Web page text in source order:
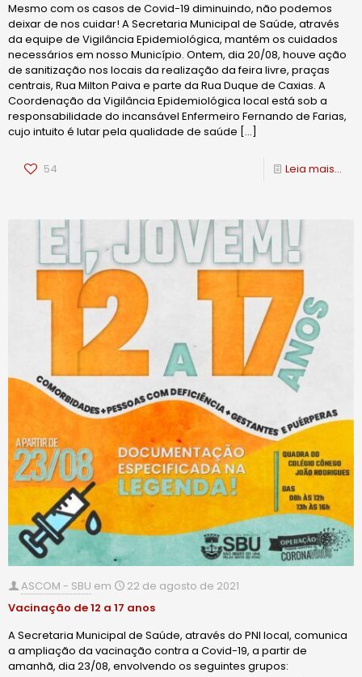
Mesmo com os casos de Covid-19 diminuindo, não podemos
deixar de nos cuidar! A Secretaria Municipal de Saúde, através
da equipe de Vigilância Epidemiológica, mantém os cuidados
necessários em nosso Município. Ontem, dia 20/08, houve ação
de sanitização nos locais da realização da feira livre, praças
centrais, Rua Milton Paiva e parte da Rua Duque de Caxias. A
Coordenação da Vigilância Epidemiológica local está sob a
responsabilidade do incansável Enfermeiro Fernando de Farias,
cujo intuito é lutar pela qualidade de saúde […]
54 Leia mais...
ASCOM - SBU em
22 de agosto de 2021
Vacinação de 12 a 17 anos
A Secretaria Municipal de Saúde, através do PNI local, comunica
a ampliação da vacinação contra a Covid-19, a partir de
amanhã, dia 23/08, envolvendo os seguintes grupos: